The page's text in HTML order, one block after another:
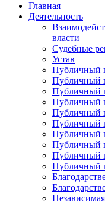
Главная
Деятельность
власти
Судебные
Устав
Публичный
Публичный
Публичный
Публичный
Публичный
Публичный
Публичный
Публичный
Публичный
Публичный